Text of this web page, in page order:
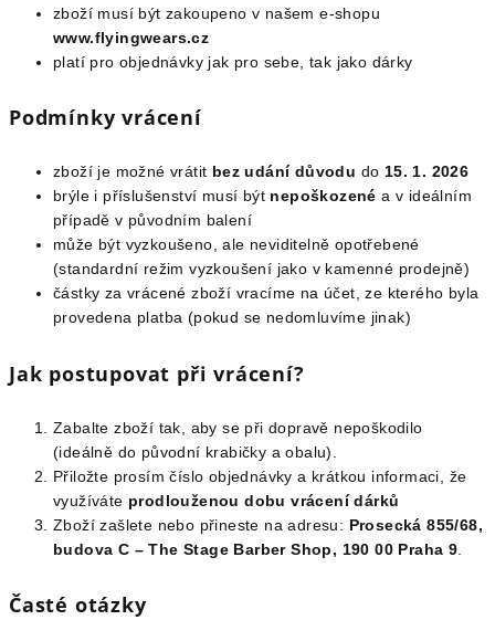
zboží musí být zakoupeno v našem e-shopu
www.flyingwears.cz
platí pro objednávky jak pro sebe, tak jako dárky
Podmínky vrácení
zboží je možné vrátit bez udání důvodu do 15. 1. 2026
brýle i příslušenství musí být nepoškozené a v ideálním
případě v původním balení
může být vyzkoušeno, ale neviditelně opotřebené
(standardní režim vyzkoušení jako v kamenné prodejně)
částky za vrácené zboží vracíme na účet, ze kterého byla
provedena platba (pokud se nedomluvíme jinak)
Jak postupovat při vrácení?
Zabalte zboží tak, aby se při dopravě nepoškodilo
(ideálně do původní krabičky a obalu).
Přiložte prosím číslo objednávky a krátkou informaci, že
využíváte prodlouženou dobu vrácení dárků
Zboží zašlete nebo přineste na adresu: Prosecká 855/68,
budova C – The Stage Barber Shop, 190 00 Praha 9
Časté otázky